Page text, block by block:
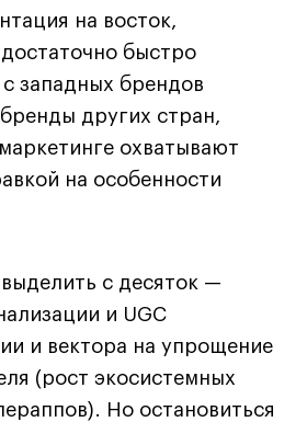
на восток,
быстро
западных брендов
других стран,
охватывают
на особенности
с десяток —
и UGC
и вектора на упрощение
(рост экосистемных
Но остановиться